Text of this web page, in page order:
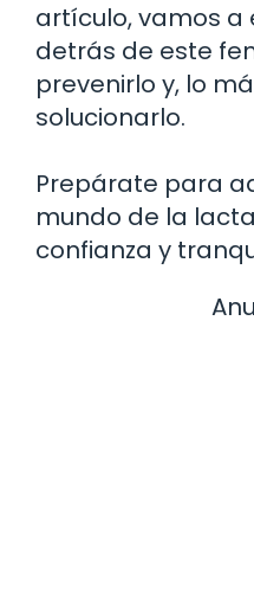
artículo, vamos a
detrás de este
prevenirlo y, lo
solucionarlo.
Prepárate para
mundo de la
confianza y